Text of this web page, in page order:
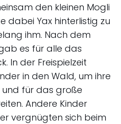
den kleinen Mogli
dabei Yax hinterlistig zu
ihm. Nach dem
es für alle das
In der Freispielzeit
in den Wald, um ihre
für das große
Andere Kinder
vergnügten sich beim